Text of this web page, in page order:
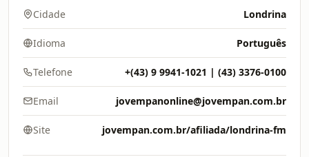
Cidade Londrina
Idioma Português
Telefone +(43) 9 9941-1021 | (43) 3376-0100
Email jovempanonline@jovempan.com.br
Site jovempan.com.br/afiliada/londrina-fm